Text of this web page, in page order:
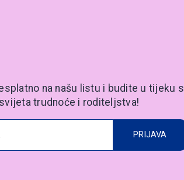
na našu listu i budite u tijeku s
trudnoće i roditeljstva!
PRIJAVA